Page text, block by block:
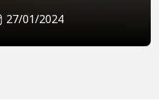
27/01/2024